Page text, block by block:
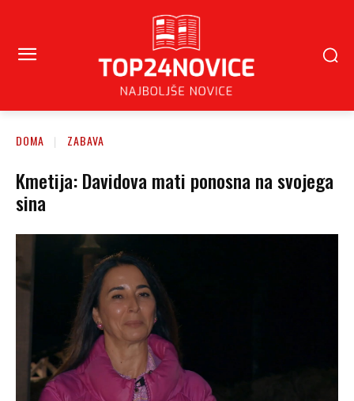
DOMA ZABAVA
Kmetija: Davidova mati ponosna na svojega
sina